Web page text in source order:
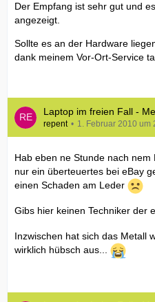
Der Empfang ist sehr gut und
angezeigt.
Sollte es an der Hardware
dank meinem Vor-Ort-Service
Laptop im freien Fall -
repent 1. Februar 2010 um
Hab eben ne Stunde nach
nur ein überteuertes bei eBay
einen Schaden am Leder
Gibs hier keinen Techniker der
Inzwischen hat sich das Metall
wirklich hübsch aus...